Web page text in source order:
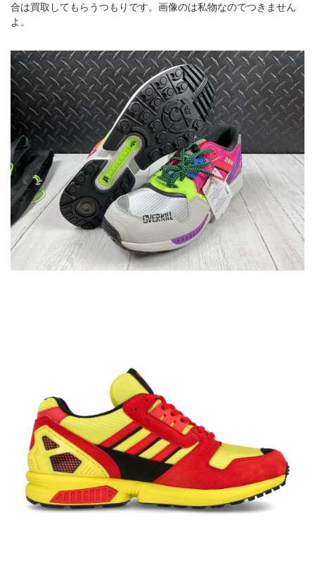
合は買取してもらうつもりです。画像のは私物なのでつきません
よ。